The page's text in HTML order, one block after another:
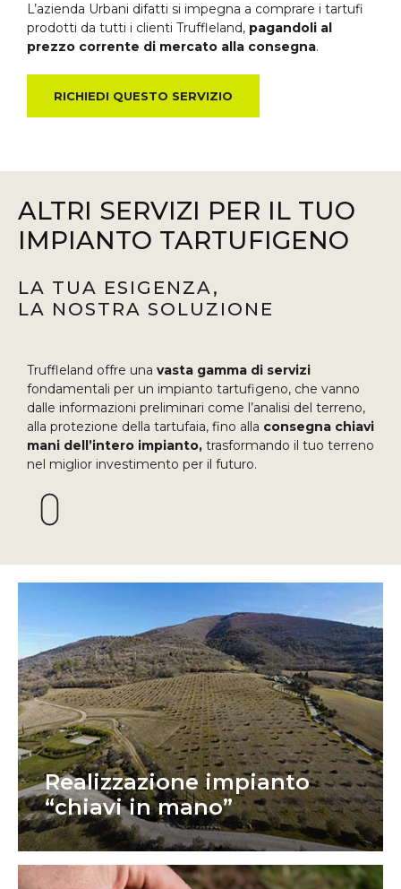
L’azienda Urbani difatti si impegna a comprare i tartufi
prodotti da tutti i clienti Truffleland, pagandoli al
prezzo corrente di mercato alla consegna.
RICHIEDI QUESTO SERVIZIO
ALTRI SERVIZI PER IL TUO
IMPIANTO TARTUFIGENO
LA TUA ESIGENZA,
LA NOSTRA SOLUZIONE
Truffleland offre una vasta gamma di servizi
fondamentali per un impianto tartufigeno, che vanno
dalle informazioni preliminari come l’analisi del terreno,
alla protezione della tartufaia, fino alla consegna chiavi
mani dell’intero impianto, trasformando il tuo terreno
nel miglior investimento per il futuro.
Realizzazione impianto
“chiavi in mano”